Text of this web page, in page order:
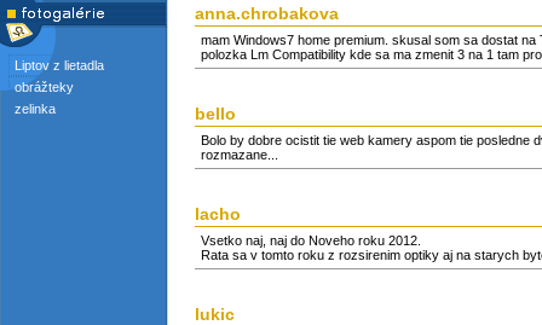
Liptov z lietadla
obrážteky
zelinka
anna.chrobakova
mam Windows7 home premium. skusal som sa dostat
polozka Lm Compatibility kde sa ma zmenit 3 na 1 tam
bello
Bolo by dobre ocistit tie web kamery aspom tie posledne
rozmazane...
lacho
Vsetko naj, naj do Noveho roku 2012.
Rata sa v tomto roku z rozsirenim optiky aj na starych
lukic